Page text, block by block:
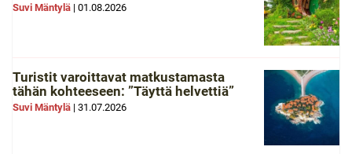
Suvi Mäntylä | 01.08.2026
Turistit varoittavat matkustamasta
tähän kohteeseen: ”Täyttä helvettiä”
Suvi Mäntylä | 31.07.2026